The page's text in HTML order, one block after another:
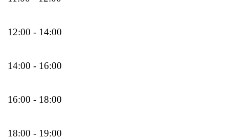
12:00 - 14:00
14:00 - 16:00
16:00 - 18:00
18:00 - 19:00